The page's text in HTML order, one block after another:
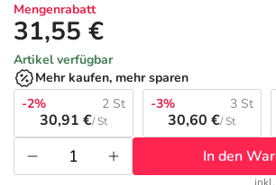
Nahrungsergänzung
Natur & Homöopathie
Sanitätshaus
Sport & Fitness
Insektenschutz
Sonnenpflege
Sommerpflege für Haar und
Täglich gut versorgt
E-Rezept einlösen
E-Rezept App
Frontline & Frontpro Deals
Nattermann Deals
R(h)ein Nutrition Deals
Refluthin, Lasea & Carmenthin
Mengenrabatt
31,55 €
Artikel verfügbar
Mehr kaufen, mehr sparen
-2%
2 St
30,91 €/ St
-3% 3 St
30,60 €/ St
In den